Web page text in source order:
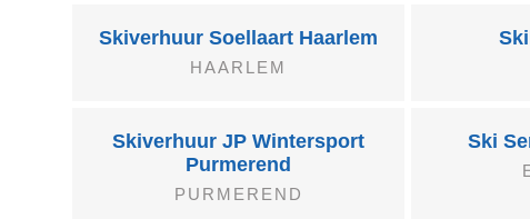
Skiverhuur Soellaart Haarlem
HAARLEM
Skiverhuur JP Wintersport
Purmerend
PURMEREND
Ski